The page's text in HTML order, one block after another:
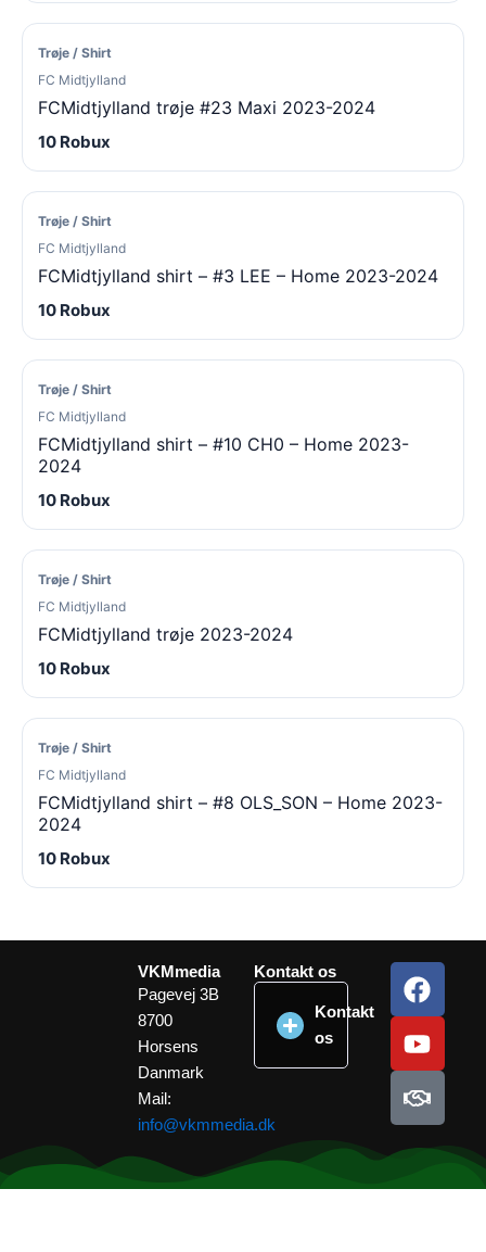
Trøje / Shirt
FC Midtjylland
FCMidtjylland trøje #23 Maxi 2023-2024
10 Robux
Trøje / Shirt
FC Midtjylland
FCMidtjylland shirt – #3 LEE – Home 2023-2024
10 Robux
Trøje / Shirt
FC Midtjylland
FCMidtjylland shirt – #10 CH0 – Home 2023-
2024
10 Robux
Trøje / Shirt
FC Midtjylland
FCMidtjylland trøje 2023-2024
10 Robux
Trøje / Shirt
FC Midtjylland
FCMidtjylland shirt – #8 OLS_SON – Home 2023-
2024
10 Robux
VKMmedia
Pagevej 3B
8700
Horsens
Danmark
Mail:
info@vkmmedia.dk
Kontakt os
Kontakt
os
F
a
c
e
b
o
Y
o
u
t
u
b
H
a
n
d
s
h
e